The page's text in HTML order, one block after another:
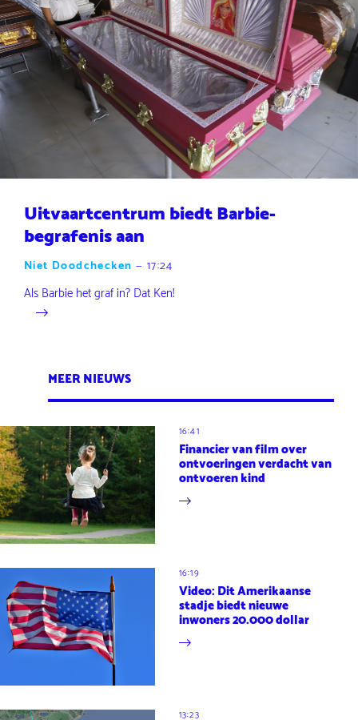
Uitvaartcentrum biedt Barbie-
begrafenis aan
Niet Doodchecken — 17:24
Als Barbie het graf in? Dat Ken!
MEER NIEUWS
16:41
Financier van film over
ontvoeringen verdacht van
ontvoeren kind
16:19
Video: Dit Amerikaanse
stadje biedt nieuwe
inwoners 20.000 dollar
13:23